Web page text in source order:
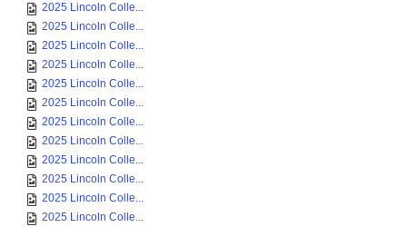
2025 Lincoln Colle...
2025 Lincoln Colle...
2025 Lincoln Colle...
2025 Lincoln Colle...
2025 Lincoln Colle...
2025 Lincoln Colle...
2025 Lincoln Colle...
2025 Lincoln Colle...
2025 Lincoln Colle...
2025 Lincoln Colle...
2025 Lincoln Colle...
2025 Lincoln Colle...